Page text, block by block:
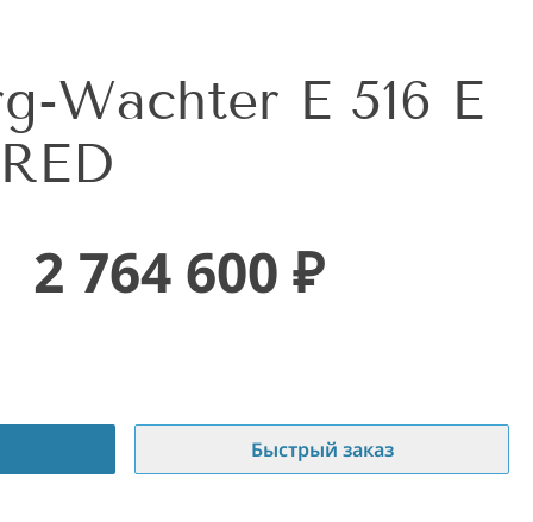
Wachter E 516 E
2 764 600 ₽
Быстрый заказ